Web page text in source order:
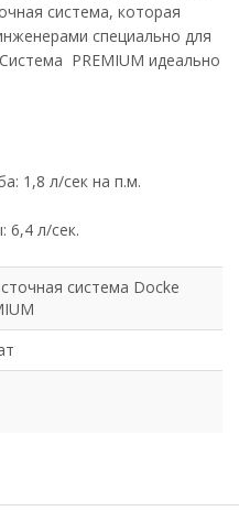
система, которая
специально для
PREMIUM идеально
1,8 л/сек на п.м.
6,4 л/сек.
система Docke